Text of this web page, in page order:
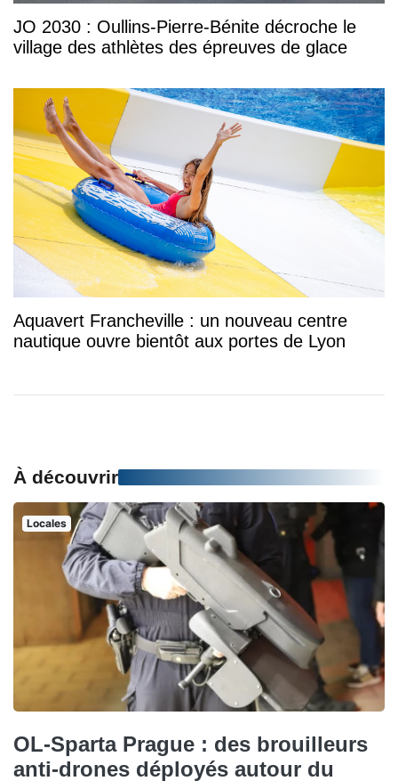
JO 2030 : Oullins-Pierre-Bénite décroche le
village des athlètes des épreuves de glace
Aquavert Francheville : un nouveau centre
nautique ouvre bientôt aux portes de Lyon
À découvrir
Locales
OL-Sparta Prague : des brouilleurs
anti-drones déployés autour du